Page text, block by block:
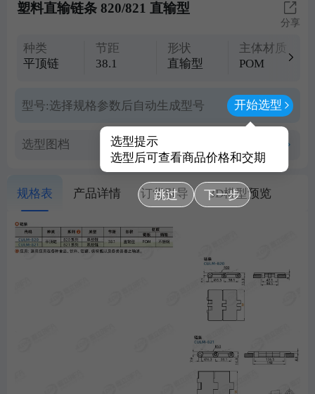
塑料直输链条 820/821 直输型
分享
种类
平顶链
节距
38.1
形状
直输型
主体材质
POM
型号:选择规格参数后自动生成型号 开始选型
选型提示
选型后可查看商品价格和交期
跳过 下一步
选型图档
规格表 产品详情 订货引导 3D模型预览